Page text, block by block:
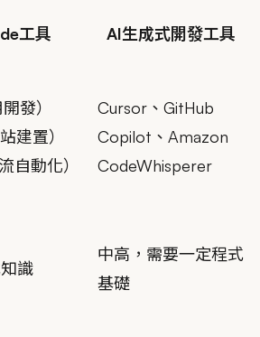
工具 AI生成式開發工具
發）
建置）
自動化）
Cursor、GitHub
Copilot、Amazon
CodeWhisperer
識
中高，需要一定程式
基礎